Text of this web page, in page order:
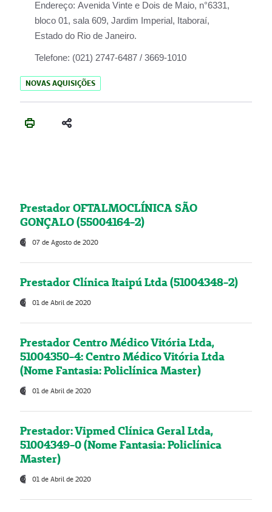
Endereço: Avenida Vinte e Dois de Maio, n°6331,
bloco 01, sala 609, Jardim Imperial, Itaboraí,
Estado do Rio de Janeiro.
Telefone: (021) 2747-6487 / 3669-1010
NOVAS AQUISIÇÕES
Prestador OFTALMOCLÍNICA SÃO
GONÇALO (55004164-2)
07 de Agosto de 2020
Prestador Clínica Itaipú Ltda (51004348-2)
01 de Abril de 2020
Prestador Centro Médico Vitória Ltda,
51004350-4: Centro Médico Vitória Ltda
(Nome Fantasia: Policlínica Master)
01 de Abril de 2020
Prestador: Vipmed Clínica Geral Ltda,
51004349-0 (Nome Fantasia: Policlínica
Master)
01 de Abril de 2020